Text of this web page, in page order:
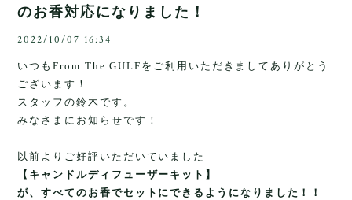
のお香対応になりました！
2022/10/07 16:34
いつもFrom The GULFをご利用いただきましてありがとう
ございます！
スタッフの鈴木です。
みなさまにお知らせです！
以前よりご好評いただいていました
【キャンドルディフューザーキット】
が、すべてのお香でセットにできるようになりました！！